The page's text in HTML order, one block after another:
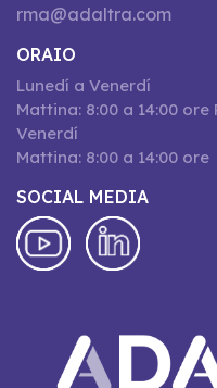
rma@adaltra.com
ORAIO
Lunedí a Venerdí
Mattina: 8:00 a 14:00 ore
Venerdí
Mattina: 8:00 a 14:00 ore
SOCIAL MEDIA